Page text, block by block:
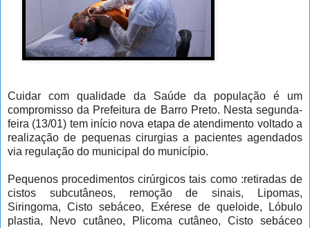
Cuidar com qualidade da Saúde da população é um
compromisso da Prefeitura de Barro Preto. Nesta segunda-
feira (13/01) tem início nova etapa de atendimento voltado a
realização de pequenas cirurgias a pacientes agendados
via regulação do municipal do município.
Pequenos procedimentos cirúrgicos tais como :retiradas de
cistos subcutâneos, remoção de sinais, Lipomas,
Siringoma, Cisto sebáceo, Exérese de queloide, Lóbulo
plastia, Nevo cutâneo, Plicoma cutâneo, Cisto sebáceo